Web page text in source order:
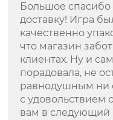
Большое
доставку! Игра
качественно
что магазин
клиентах. Ну и
порадовала, не
равнодушным ни
с удовольствием
вам в следующий